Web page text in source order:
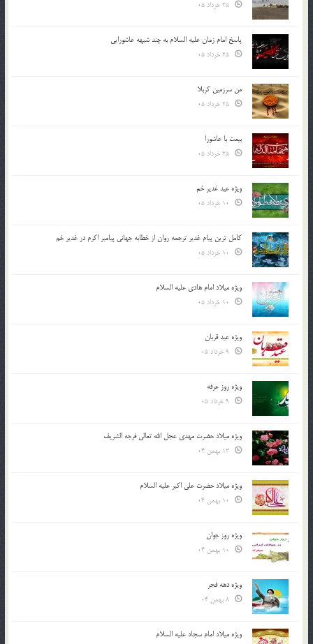
پاسخ امام زمان علیه السلام به چند شبهه عاشورایی
من سرزمین کربلا
بیعت با عاشورا
ویژه عید غدیر خم
کامل ترین پیام غدیر ترجمه روان از خطابه جهانی پیامبر اکرم در غدیر خم
ویژه میلاد امام هادی علیه السلام
ویژه عید قربان
ویژه روز عرفه
ویژه میلاد حضرت مهدی عجل الله تعالی فرجه الشريف
ویژه میلاد حضرت علی اکبر علیه السلام
ویژه روز جوان
ویژه دهه فجر
ویژه میلاد امام سجاد علیه السلام